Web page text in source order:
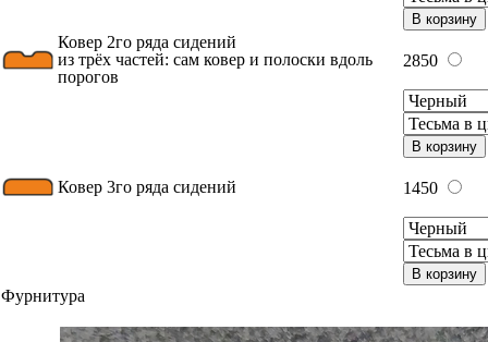
В корзину
Ковер 2го ряда сидений
из трёх частей: сам ковер и полоски вдоль
порогов
2850
В корзину
Ковер 3го ряда сидений 1450
В корзину
Фурнитура